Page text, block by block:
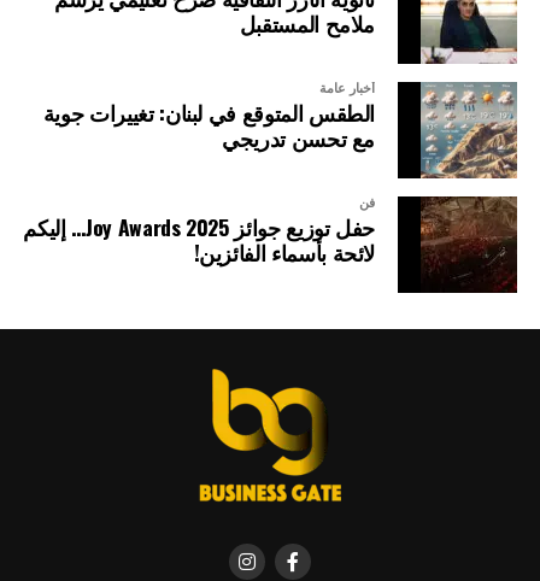
ملامح المستقبل
أخبار عامة
الطقس المتوقع في لبنان: تغييرات جوية
مع تحسن تدريجي
فن
حفل توزيع جوائز Joy Awards 2025… إليكم
لائحة بأسماء الفائزين!